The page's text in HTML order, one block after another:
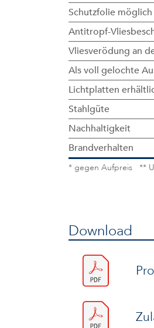
Schutzfolie möglich
Antitropf-
Vliesverödung an
Als voll gelochte
Lichtplatten
Stahlgüte
Nachhaltigkeit
Brandverhalten
* gegen Aufpreis **
Download